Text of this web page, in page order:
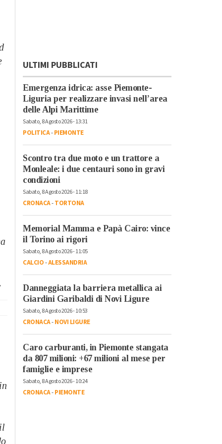
ULTIMI PUBBLICATI
Emergenza idrica: asse Piemonte-
Liguria per realizzare invasi nell’area
delle Alpi Marittime
Sabato, 8 Agosto 2026 - 13:31
POLITICA-PIEMONTE
Scontro tra due moto e un trattore a
Monleale: i due centauri sono in gravi
condizioni
Sabato, 8 Agosto 2026 - 11:18
CRONACA-TORTONA
Memorial Mamma e Papà Cairo: vince
il Torino ai rigori
Sabato, 8 Agosto 2026 - 11:05
CALCIO-ALESSANDRIA
Danneggiata la barriera metallica ai
Giardini Garibaldi di Novi Ligure
Sabato, 8 Agosto 2026 - 10:53
CRONACA-NOVI LIGURE
Caro carburanti, in Piemonte stangata
da 807 milioni: +67 milioni al mese per
famiglie e imprese
Sabato, 8 Agosto 2026 - 10:24
CRONACA-PIEMONTE